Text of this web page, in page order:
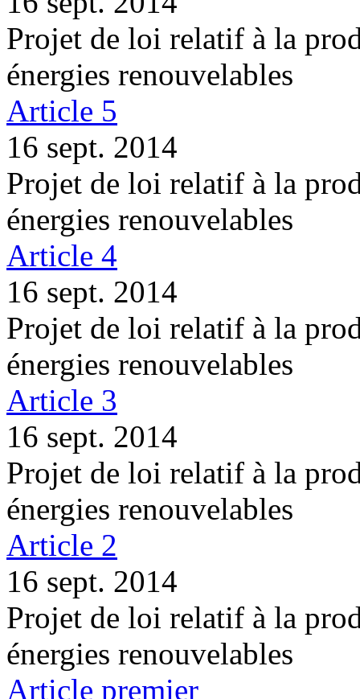
Projet de loi relatif à la
énergies renouvelables
Article 5
16 sept. 2014
Projet de loi relatif à la
énergies renouvelables
Article 4
16 sept. 2014
Projet de loi relatif à la
énergies renouvelables
Article 3
16 sept. 2014
Projet de loi relatif à la
énergies renouvelables
Article 2
16 sept. 2014
Projet de loi relatif à la
énergies renouvelables
Article premier